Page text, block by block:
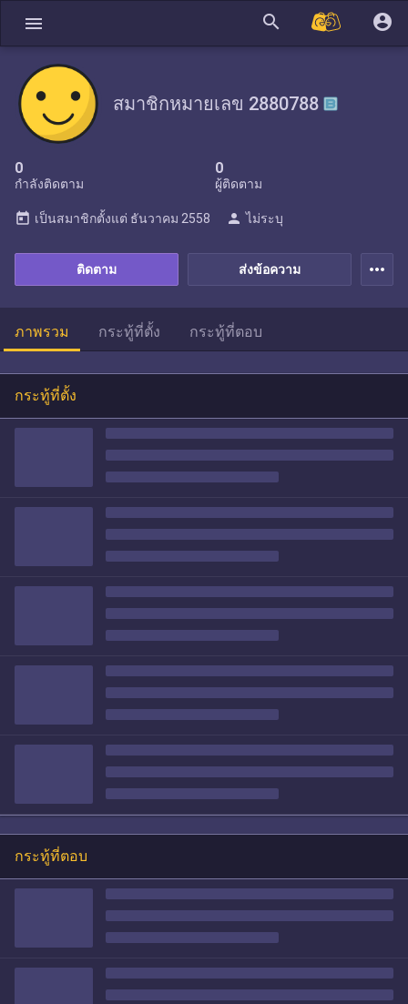
menu search account_circle
สมาชิกหมายเลข 2880788
0
กำลังติดตาม
0
ผู้ติดตาม
ส่งข้อความ
ติดตาม
today เป็นสมาชิกตั้งแต่ ธันวาคม 2558 person ไม่ระบุ
more_horiz
ภาพรวม กระทู้ที่ตั้ง กระทู้ที่ตอบ
กระทู้ที่ตั้ง
กระทู้ที่ตอบ